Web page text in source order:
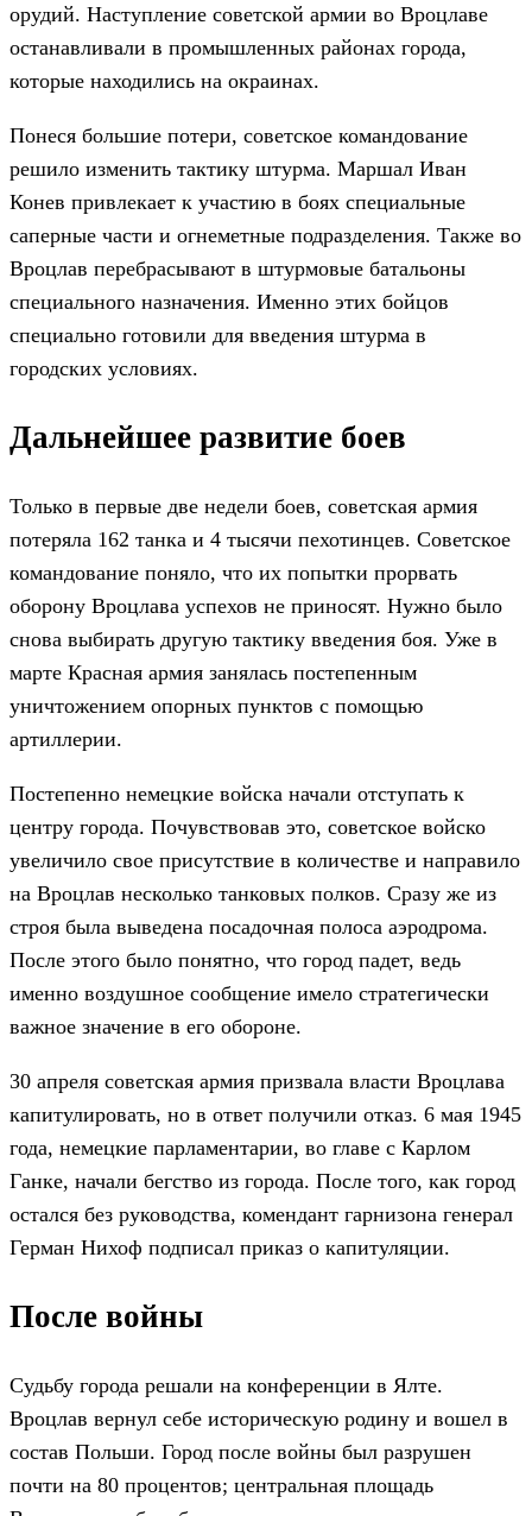
орудий. Наступление советской армии во Вроцлаве
останавливали в промышленных районах города,
которые находились на окраинах.
Понеся большие потери, советское командование
решило изменить тактику штурма. Маршал Иван
Конев привлекает к участию в боях специальные
саперные части и огнеметные подразделения. Также во
Вроцлав перебрасывают в штурмовые батальоны
специального назначения. Именно этих бойцов
специально готовили для введения штурма в
городских условиях.
Дальнейшее развитие боев
Только в первые две недели боев, советская армия
потеряла 162 танка и 4 тысячи пехотинцев. Советское
командование поняло, что их попытки прорвать
оборону Вроцлава успехов не приносят. Нужно было
снова выбирать другую тактику введения боя. Уже в
марте Красная армия занялась постепенным
уничтожением опорных пунктов с помощью
артиллерии.
Постепенно немецкие войска начали отступать к
центру города. Почувствовав это, советское войско
увеличило свое присутствие в количестве и направило
на Вроцлав несколько танковых полков. Сразу же из
строя была выведена посадочная полоса аэродрома.
После этого было понятно, что город падет, ведь
именно воздушное сообщение имело стратегически
важное значение в его обороне.
30 апреля советская армия призвала власти Вроцлава
капитулировать, но в ответ получили отказ. 6 мая 1945
года, немецкие парламентарии, во главе с Карлом
Ганке, начали бегство из города. После того, как город
остался без руководства, комендант гарнизона генерал
Герман Нихоф подписал приказ о капитуляции.
После войны
Судьбу города решали на конференции в Ялте.
Вроцлав вернул себе историческую родину и вошел в
состав Польши. Город после войны был разрушен
почти на 80 процентов; центральная площадь